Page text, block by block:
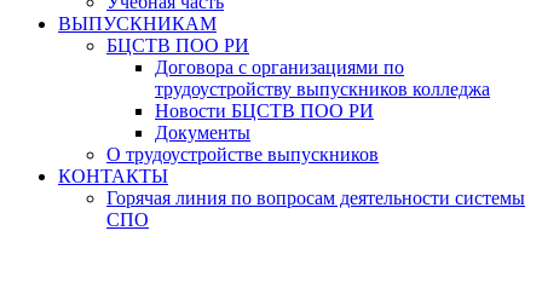
ВЫПУСКНИКАМ
БЦСТВ ПОО РИ
Договора с организациями по
трудоустройству выпускников колледжа
Новости БЦСТВ ПОО РИ
Документы
О трудоустройстве выпускников
КОНТАКТЫ
Горячая линия по вопросам деятельности системы
СПО